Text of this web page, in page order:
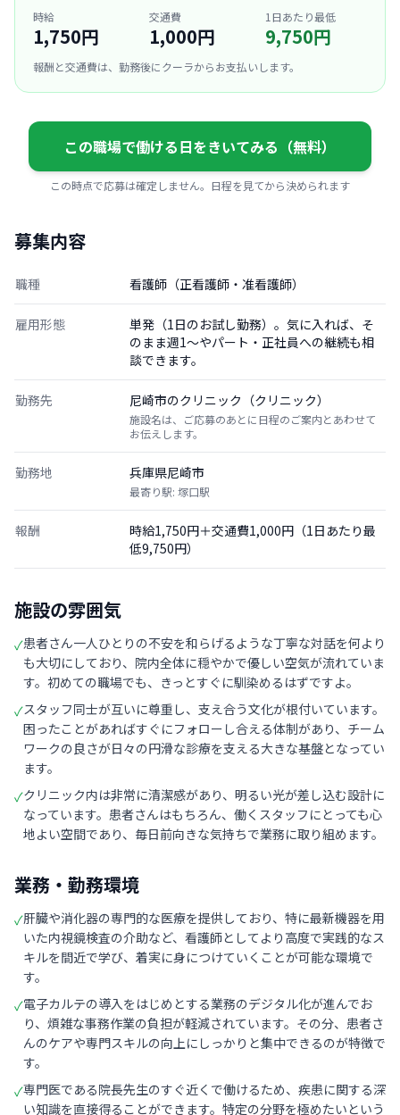
時給
1,750円
交通費
1,000円
1日あたり最低
9,750円
報酬と交通費は、勤務後にクーラからお支払いします。
この職場で働ける日をきいてみる（無料）
この時点で応募は確定しません。日程を見てから決められます
募集内容
職種 看護師（正看護師・准看護師）
雇用形態
単発（1日のお試し勤務）。気に入れば、そ
のまま週1〜やパート・正社員への継続も相
談できます。
勤務先 尼崎市のクリニック（クリニック）
施設名は、ご応募のあとに日程のご案内とあわせて
お伝えします。
勤務地 兵庫県尼崎市
最寄り駅: 塚口駅
報酬
時給1,750円＋交通費1,000円（1日あたり最
低9,750円）
施設の雰囲気
✓患者さん一人ひとりの不安を和らげるような丁寧な対話を何より
も大切にしており、院内全体に穏やかで優しい空気が流れていま
す。初めての職場でも、きっとすぐに馴染めるはずですよ。
✓スタッフ同士が互いに尊重し、支え合う文化が根付いています。
困ったことがあればすぐにフォローし合える体制があり、チーム
ワークの良さが日々の円滑な診療を支える大きな基盤となってい
ます。
✓クリニック内は非常に清潔感があり、明るい光が差し込む設計に
なっています。患者さんはもちろん、働くスタッフにとっても心
地よい空間であり、毎日前向きな気持ちで業務に取り組めます。
業務・勤務環境
✓肝臓や消化器の専門的な医療を提供しており、特に最新機器を用
いた内視鏡検査の介助など、看護師としてより高度で実践的なス
キルを間近で学び、着実に身につけていくことが可能な環境で
す。
✓電子カルテの導入をはじめとする業務のデジタル化が進んでお
り、煩雑な事務作業の負担が軽減されています。その分、患者さ
んのケアや専門スキルの向上にしっかりと集中できるのが特徴で
す。
✓専門医である院長先生のすぐ近くで働けるため、疾患に関する深
い知識を直接得ることができます。特定の分野を極めたいという